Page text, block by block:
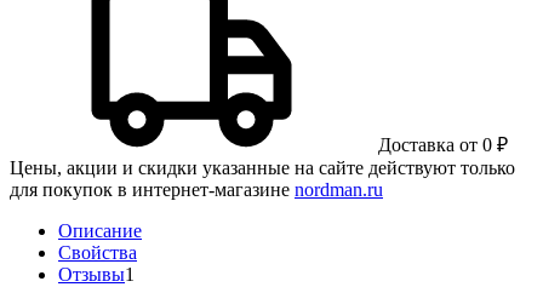
Доставка от 0 ₽
Цены, акции и скидки указанные на сайте действуют только
для покупок в интернет-магазине nordman.ru
Описание
Свойства
Отзывы1